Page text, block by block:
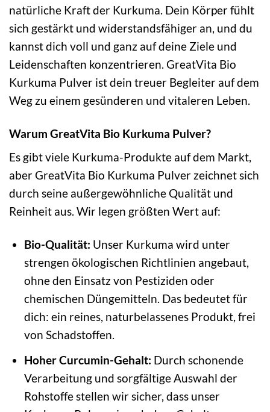
natürliche Kraft der Kurkuma. Dein Körper fühlt
sich gestärkt und widerstandsfähiger an, und du
kannst dich voll und ganz auf deine Ziele und
Leidenschaften konzentrieren. GreatVita Bio
Kurkuma Pulver ist dein treuer Begleiter auf dem
Weg zu einem gesünderen und vitaleren Leben.
Warum GreatVita Bio Kurkuma Pulver?
Es gibt viele Kurkuma-Produkte auf dem Markt,
aber GreatVita Bio Kurkuma Pulver zeichnet sich
durch seine außergewöhnliche Qualität und
Reinheit aus. Wir legen größten Wert auf:
Bio-Qualität: Unser Kurkuma wird unter
strengen ökologischen Richtlinien angebaut,
ohne den Einsatz von Pestiziden oder
chemischen Düngemitteln. Das bedeutet für
dich: ein reines, naturbelassenes Produkt, frei
von Schadstoffen.
Hoher Curcumin-Gehalt: Durch schonende
Verarbeitung und sorgfältige Auswahl der
Rohstoffe stellen wir sicher, dass unser